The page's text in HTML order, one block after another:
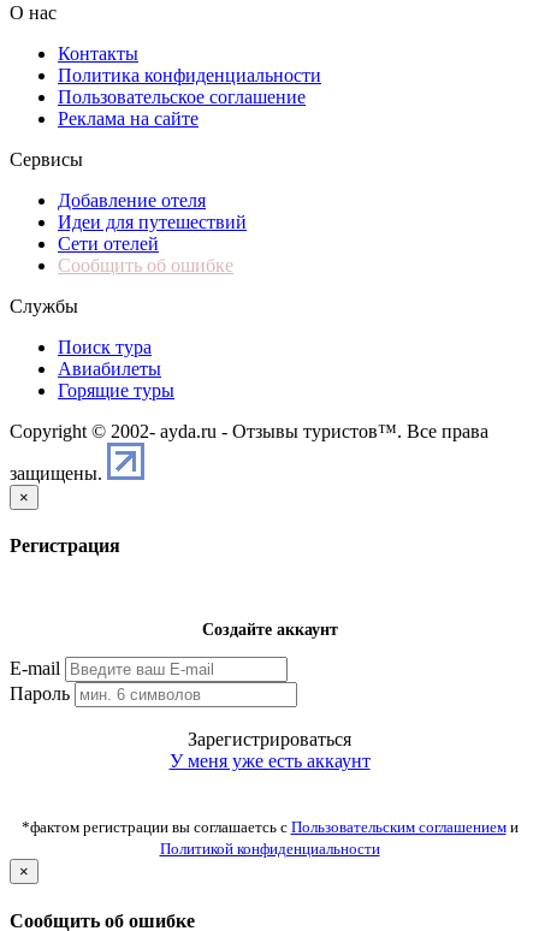
О нас
Контакты
Политика конфиденциальности
Пользовательское соглашение
Реклама на сайте
Сервисы
Добавление отеля
Идеи для путешествий
Сети отелей
Сообщить об ошибке
Службы
Поиск тура
Авиабилеты
Горящие туры
Copyright © 2002- ayda.ru - Отзывы туристов™. Все права
защищены.
×
Регистрация
Создайте аккаунт
E-mail
Пароль
Зарегистрироваться
У меня уже есть аккаунт
*фактом регистрации вы соглашаетсь с Пользовательским соглашениеми
Политикой конфиденциальности
×
Сообщить об ошибке